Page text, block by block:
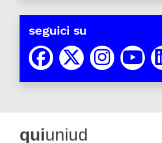
seguici su
quiuniud